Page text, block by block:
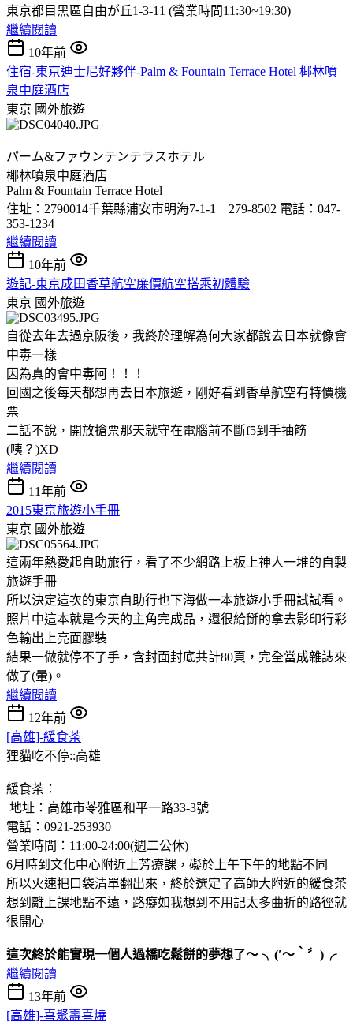
東京都目黑區自由が丘1-3-11 (營業時間11:30~19:30)
繼續閱讀
10年前
住宿-東京迪士尼好夥伴-Palm & Fountain Terrace Hotel 椰林噴
泉中庭酒店
東京 國外旅遊
パーム&ファウンテンテラスホテル
椰林噴泉中庭酒店
Palm & Fountain Terrace Hotel
住址：2790014千葉縣浦安市明海7-1-1 279-8502 電話：047-
353-1234
繼續閱讀
10年前
遊記-東京成田香草航空廉價航空搭乘初體驗
東京 國外旅遊
自從去年去過京阪後，我終於理解為何大家都說去日本就像會
中毒一樣
因為真的會中毒阿！！！
回國之後每天都想再去日本旅遊，剛好看到香草航空有特價機
票
二話不說，開放搶票那天就守在電腦前不斷f5到手抽筋
(咦？)XD
繼續閱讀
11年前
2015東京旅遊小手冊
東京 國外旅遊
這兩年熱愛起自助旅行，看了不少網路上板上神人一堆的自製
旅遊手冊
所以決定這次的東京自助行也下海做一本旅遊小手冊試試看。
照片中這本就是今天的主角完成品，還很給掰的拿去影印行彩
色輸出上亮面膠裝
結果一做就停不了手，含封面封底共計80頁，完全當成雜誌來
做了(暈)。
繼續閱讀
12年前
[高雄]-緩食茶
狸貓吃不停::高雄
緩食茶：
地址：高雄市苓雅區和平一路33-3號
電話：0921-253930
營業時間：11:00-24:00(週二公休)
6月時到文化中心附近上芳療課，礙於上午下午的地點不同
所以火速把口袋清單翻出來，終於選定了高師大附近的緩食茶
想到離上課地點不遠，路癡如我想到不用記太多曲折的路徑就
很開心
這次終於能實現一個人過橋吃鬆餅的夢想了～ ╮(′～‵〞)╭
繼續閱讀
13年前
[高雄]-喜聚壽喜燒